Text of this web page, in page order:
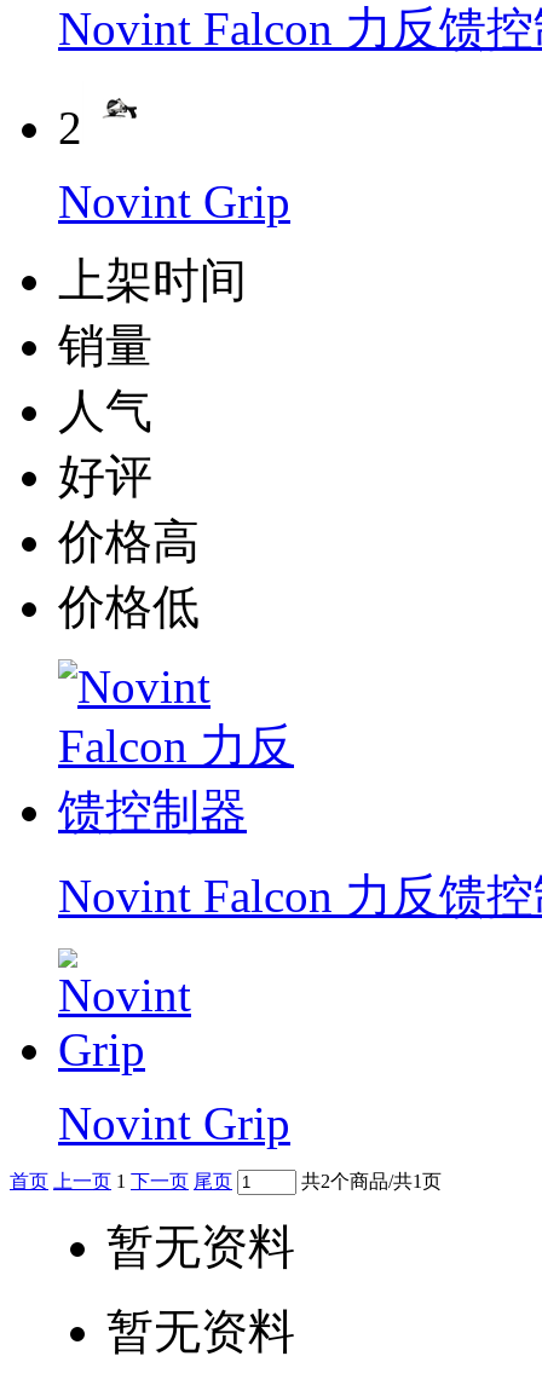
Novint Falcon 力反馈
2
Novint Grip
上架时间
销量
人气
好评
价格高
价格低
Novint Falcon 力反馈
Novint Grip
首页 上一页 1 下一页 尾页 共2个商品/共1页
暂无资料
暂无资料